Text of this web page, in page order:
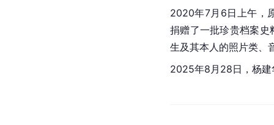
2020年7月6日上午，
捐赠了一批珍贵档案史
生及其本人的照片类、
2025年8月28日，杨建